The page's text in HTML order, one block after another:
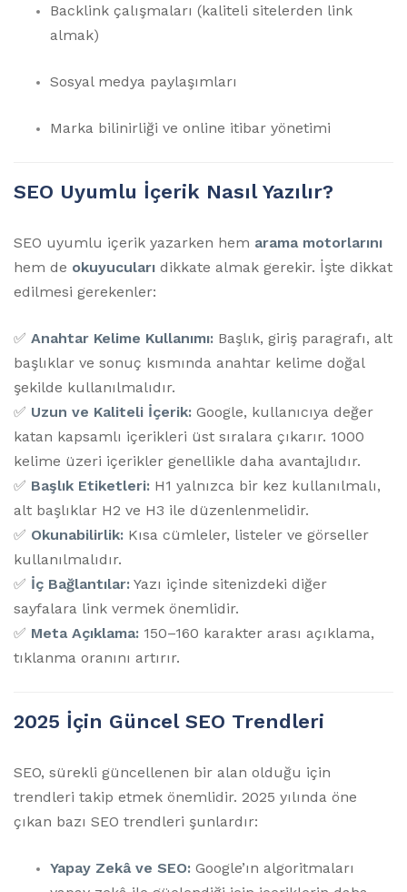
Backlink çalışmaları (kaliteli sitelerden link
almak)
Sosyal medya paylaşımları
Marka bilinirliği ve online itibar yönetimi
SEO Uyumlu İçerik Nasıl Yazılır?
SEO uyumlu içerik yazarken hem arama motorlarını
hem de okuyucuları dikkate almak gerekir. İşte dikkat
edilmesi gerekenler:
✅ Anahtar Kelime Kullanımı: Başlık, giriş paragrafı, alt
başlıklar ve sonuç kısmında anahtar kelime doğal
şekilde kullanılmalıdır.
✅ Uzun ve Kaliteli İçerik: Google, kullanıcıya değer
katan kapsamlı içerikleri üst sıralara çıkarır. 1000
kelime üzeri içerikler genellikle daha avantajlıdır.
✅ Başlık Etiketleri: H1 yalnızca bir kez kullanılmalı,
alt başlıklar H2 ve H3 ile düzenlenmelidir.
✅ Okunabilirlik: Kısa cümleler, listeler ve görseller
kullanılmalıdır.
✅ İç Bağlantılar: Yazı içinde sitenizdeki diğer
sayfalara link vermek önemlidir.
✅ Meta Açıklama: 150–160 karakter arası açıklama,
tıklanma oranını artırır.
2025 İçin Güncel SEO Trendleri
SEO, sürekli güncellenen bir alan olduğu için
trendleri takip etmek önemlidir. 2025 yılında öne
çıkan bazı SEO trendleri şunlardır:
Yapay Zekâ ve SEO: Google’ın algoritmaları